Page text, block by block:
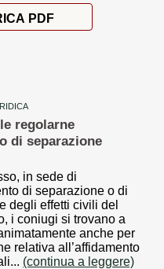
PDF
regolarne
di separazione
in sede di
di separazione o di
degli effetti civili del
i coniugi si trovano a
anche per
relativa all’affidamento
(continua a leggere)